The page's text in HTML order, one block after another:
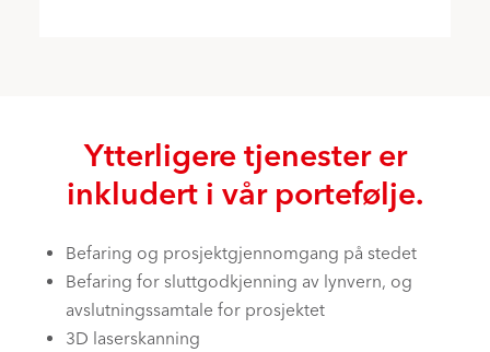
Ytterligere tjenester er
inkludert i vår portefølje.
Befaring og prosjektgjennomgang på stedet
Befaring for sluttgodkjenning av lynvern, og
avslutningssamtale for prosjektet
3D laserskanning